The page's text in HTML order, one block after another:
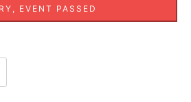
EVENT PASSED